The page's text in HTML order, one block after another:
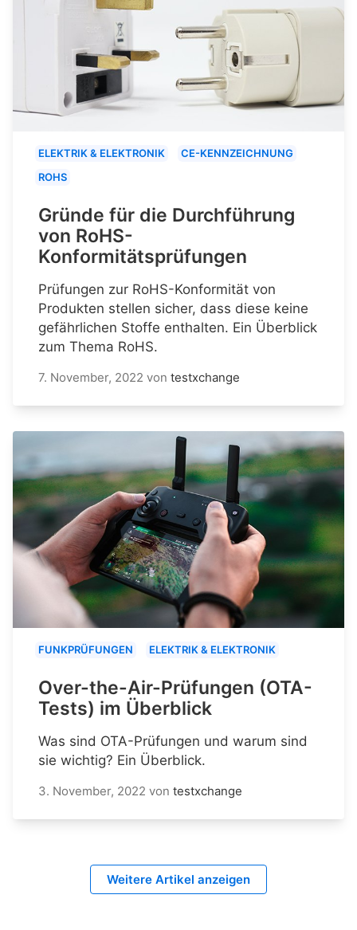
ELEKTRIK & ELEKTRONIK
CE-KENNZEICHNUNG
ROHS
Gründe für die Durchführung
von RoHS-
Konformitätsprüfungen
Prüfungen zur RoHS-Konformität von
Produkten stellen sicher, dass diese keine
gefährlichen Stoffe enthalten. Ein Überblick
zum Thema RoHS.
7. November, 2022 von testxchange
FUNKPRÜFUNGEN ELEKTRIK & ELEKTRONIK
Over-the-Air-Prüfungen (OTA-
Tests) im Überblick
Was sind OTA-Prüfungen und warum sind
sie wichtig? Ein Überblick.
3. November, 2022 von testxchange
Weitere Artikel anzeigen